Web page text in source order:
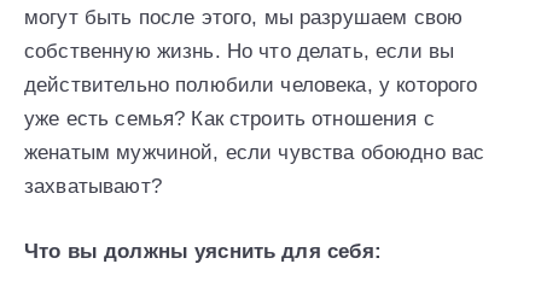
могут быть после этого, мы разрушаем свою
собственную жизнь. Но что делать, если вы
действительно полюбили человека, у которого
уже есть семья? Как строить отношения с
женатым мужчиной, если чувства обоюдно вас
захватывают?
Что вы должны уяснить для себя: